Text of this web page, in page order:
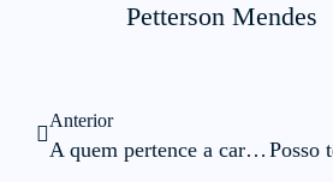
Petterson Mendes
Anterior
A quem pertence a carteira de segurados?